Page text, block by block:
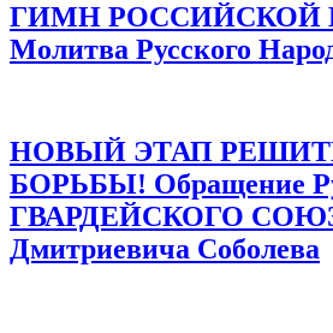
ГИМН РОССИЙСКОЙ
Молитва Русского
НОВЫЙ ЭТАП
БОРЬБЫ! Обращение
ГВАРДЕЙСКОГО
Дмитриевича Соболева